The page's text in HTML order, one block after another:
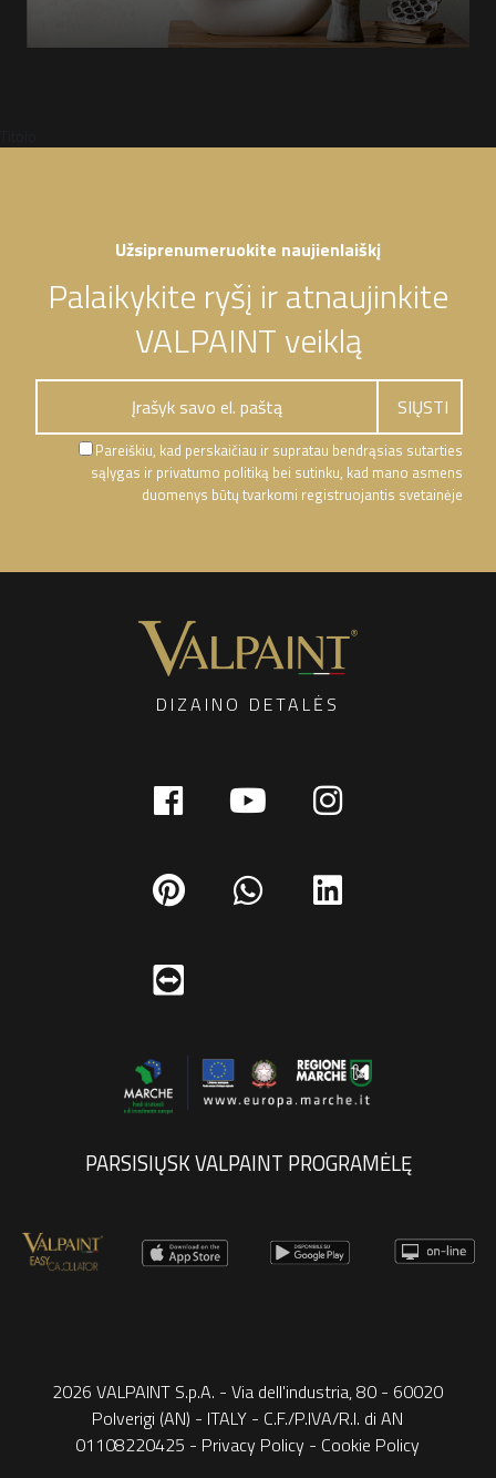
Užsiprenumeruokite naujienlaiškį
Palaikykite ryšį ir atnaujinkite
VALPAINT veiklą
Pareiškiu, kad perskaičiau ir supratau bendrąsias sutarties
sąlygas ir privatumo politiką bei sutinku, kad mano asmens
duomenys būtų tvarkomi registruojantis svetainėje
DIZAINO DETALĖS
PARSISIŲSK VALPAINT PROGRAMĖLĘ
2026 VALPAINT S.p.A. - Via dell'industria, 80 - 60020
Polverigi (AN) - ITALY - C.F./P.IVA/R.I. di AN
01108220425 - Privacy Policy - Cookie Policy